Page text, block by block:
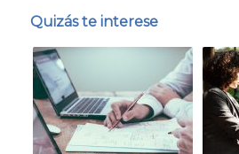
Quizás te interese